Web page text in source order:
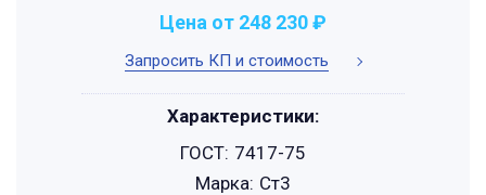
Запросить КП и стоимость
Цена от 248 230 ₽
Характеристики:
ГОСТ: 7417-75
Марка: Ст3